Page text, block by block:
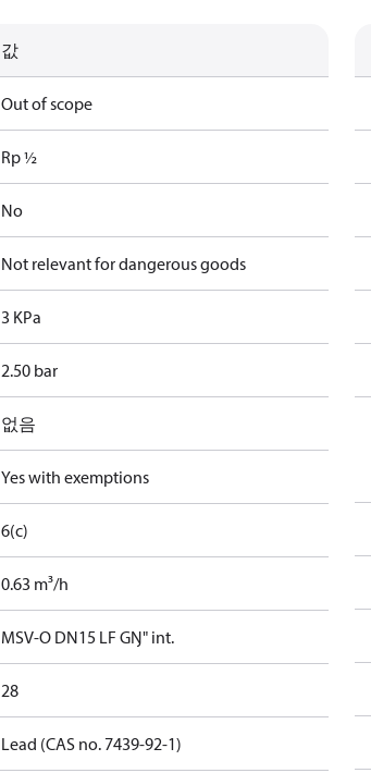
값
Out of scope
Rp ½
No
Not relevant for dangerous goods
3 KPa
2.50 bar
없음
Yes with exemptions
6(c)
0.63 m³/h
MSV-O DN15 LF GŊ" int.
28
Lead (CAS no. 7439-92-1)